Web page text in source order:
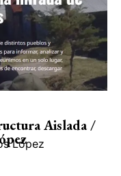
Aislada /
López